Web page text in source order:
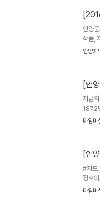
민국
통해
청소
안양
작품,
제작
공원
원을
안양지
[안
지금
1872
중심
만 지
림천
은 포
타임머
[안
#지도
정호
타임머